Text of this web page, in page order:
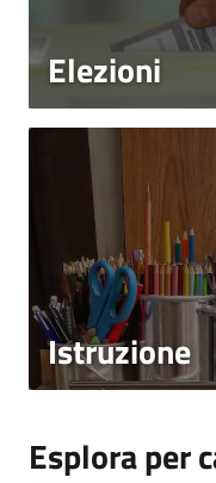
Elezioni
Istruzione
Esplora per